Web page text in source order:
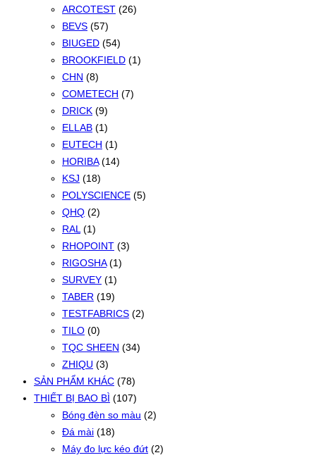
ARCOTEST (26)
BEVS (57)
BIUGED (54)
BROOKFIELD (1)
CHN (8)
COMETECH (7)
DRICK (9)
ELLAB (1)
EUTECH (1)
HORIBA (14)
KSJ (18)
POLYSCIENCE (5)
QHQ (2)
RAL (1)
RHOPOINT (3)
RIGOSHA (1)
SURVEY (1)
TABER (19)
TESTFABRICS (2)
TILO (0)
TQC SHEEN (34)
ZHIQU (3)
SẢN PHẨM KHÁC (78)
THIẾT BỊ BAO BÌ (107)
Bóng đèn so màu (2)
Đá mài (18)
Máy đo lực kéo đứt (2)